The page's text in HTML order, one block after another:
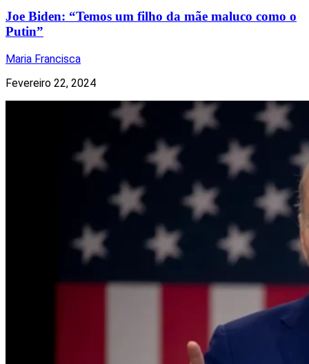
Joe Biden: “Temos um filho da mãe maluco como o
Putin”
Maria Francisca
Fevereiro 22, 2024